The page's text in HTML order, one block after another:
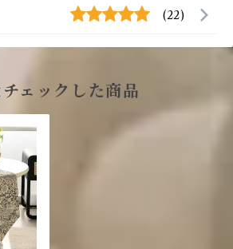
(22)
ェックした商品